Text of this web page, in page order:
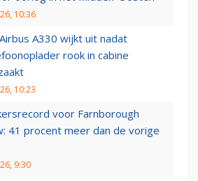
10:36
A330 wijkt uit nadat
rook in cabine
10:23
voor Farnborough
41 procent meer dan de vorige
9:30